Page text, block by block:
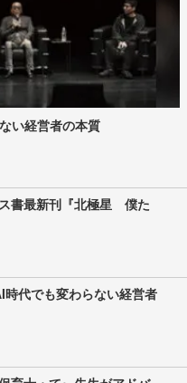
い経営者の本質
ス書最新刊『北極星 僕た
時代でも変わらない経営者